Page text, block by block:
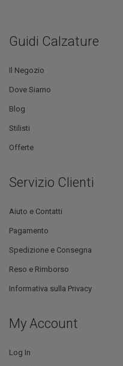
Guidi Calzature
Il Negozio
Dove Siamo
Blog
Stilisti
Offerte
Servizio Clienti
Aiuto e Contatti
Pagamento
Spedizione e Consegna
Reso e Rimborso
Informativa sulla Privacy
My Account
Log In